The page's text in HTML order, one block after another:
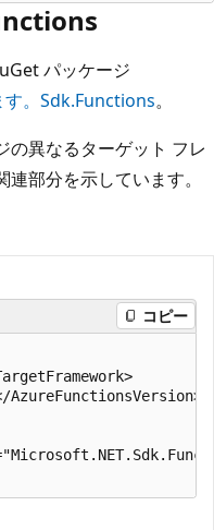
パッケージ
。Sdk.Functions。
の異なるターゲット フレ
連部分を示しています。
コピー
AzureFunctionsVersion>